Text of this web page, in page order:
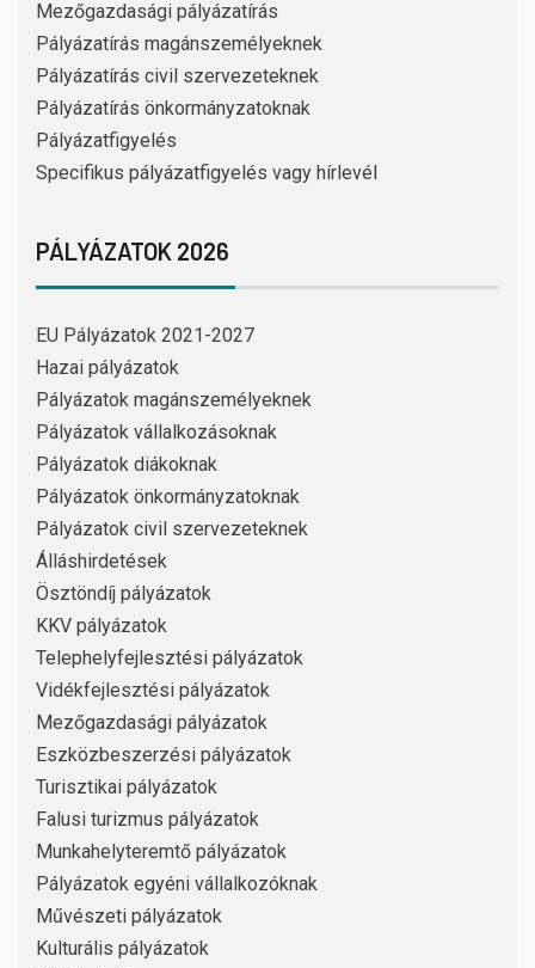
Mezőgazdasági pályázatírás
Pályázatírás magánszemélyeknek
Pályázatírás civil szervezeteknek
Pályázatírás önkormányzatoknak
Pályázatfigyelés
Specifikus pályázatfigyelés vagy hírlevél
PÁLYÁZATOK 2026
EU Pályázatok 2021-2027
Hazai pályázatok
Pályázatok magánszemélyeknek
Pályázatok vállalkozásoknak
Pályázatok diákoknak
Pályázatok önkormányzatoknak
Pályázatok civil szervezeteknek
Álláshirdetések
Ösztöndíj pályázatok
KKV pályázatok
Telephelyfejlesztési pályázatok
Vidékfejlesztési pályázatok
Mezőgazdasági pályázatok
Eszközbeszerzési pályázatok
Turisztikai pályázatok
Falusi turizmus pályázatok
Munkahelyteremtő pályázatok
Pályázatok egyéni vállalkozóknak
Művészeti pályázatok
Kulturális pályázatok